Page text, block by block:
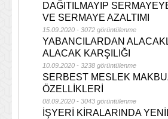
DAĞITILMAYIP
VE SERMAYE AZALTIMI
15.09.2020 - 3072 görüntülenme
YABANCILARDAN
ALACAK KARŞILIĞI
10.09.2020 - 3238 görüntülenme
SERBEST MESLEK
ÖZELLİKLERİ
08.09.2020 - 3043 görüntülenme
İŞYERİ KİRALARINDA